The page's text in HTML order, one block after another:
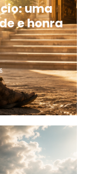
uma
e honra